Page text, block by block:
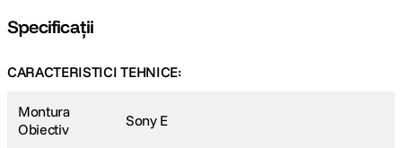
Specificații
CARACTERISTICI TEHNICE:
Montura
Obiectiv
Sony E